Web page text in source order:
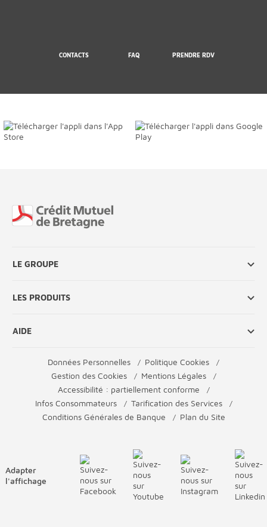
CONTACTS FAQ PRENDRE RDV
LE GROUPE
LES PRODUITS
AIDE
Données Personnelles
Politique Cookies
Gestion des Cookies
Mentions Légales
Accessibilité : partiellement conforme
Infos Consommateurs
Tarification des Services
Conditions Générales de Banque
Plan du Site
Adapter
l'affichage
Fin de page